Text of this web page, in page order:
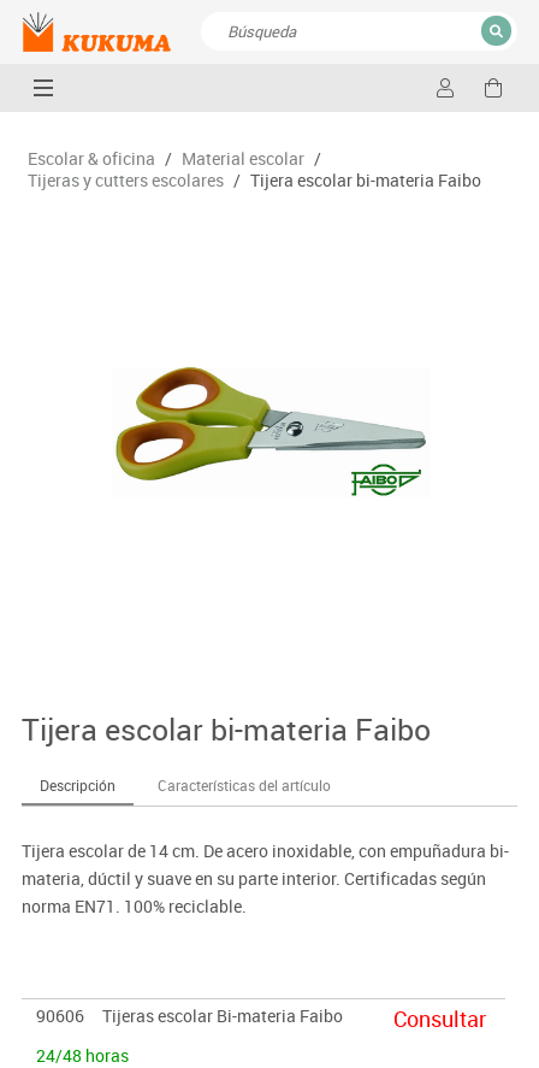
CERRAR
Escolar & oficina / Material escolar /
Tijeras y cutters escolares / Tijera escolar bi-materia Faibo
Tijera escolar bi-materia Faibo
Descripción Características del artículo
Tijera escolar de 14 cm. De acero inoxidable, con empuñadura bi-
materia, dúctil y suave en su parte interior. Certificadas según
norma EN71. 100% reciclable.
90606
Tijeras escolar Bi-materia Faibo
24/48 horas
Consultar